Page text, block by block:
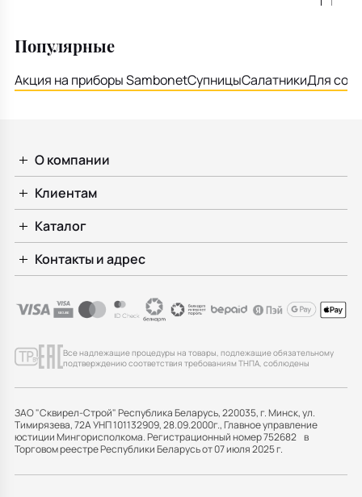
Популярные
Акция на приборы SambonetСупницыСалатникиДля
О компании
Клиентам
Каталог
Контакты и адрес
Все надлежащие процедуры на товары, подлежащие обязательному
подтверждению соответствия требованиям ТНПА, соблюдены
ЗАО "Сквирел-Строй" Республика Беларусь, 220035, г. Минск, ул.
Тимирязева, 72А УНП 101132909, 28.09.2000г., Главное управление
юстиции Мингорисполкома. Регистрационный номер 752682 в
Торговом реестре Республики Беларусь от 07 июля 2025 г.